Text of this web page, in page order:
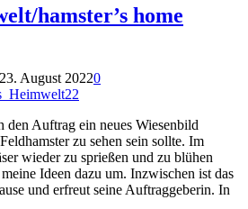
hamster’s home
23. August 20220
Auftrag ein neues Wiesenbild
zu sehen sein sollte. Im
wieder zu sprießen und zu blühen
Ideen dazu um. Inzwischen ist das
und erfreut seine Auftraggeberin. In